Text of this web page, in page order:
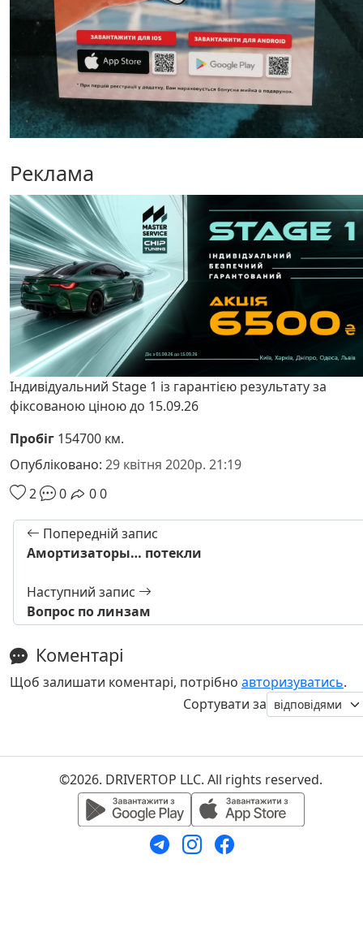
Реклама
Індивідуальний Stage 1 із гарантією результату за
фіксованою ціною до 15.09.26
Пробіг 154700 км.
Опубліковано: 29 квітня 2020р. 21:19
2
0 00
Попередній запис
Амортизаторы… потекли
Наступний запис
Вопрос по линзам
Коментарі
Щоб залишати коментарі, потрібно авторизуватись.
Сортувати за
©2026. DRIVERTOP LLC. All rights reserved.